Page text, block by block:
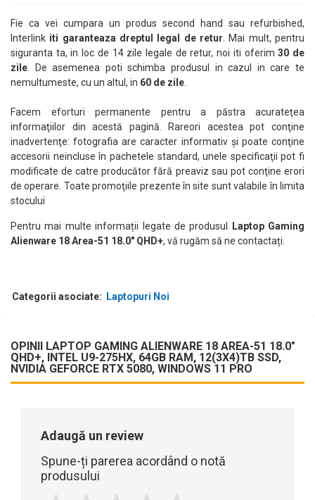
Fie ca vei cumpara un produs second hand sau refurbished,
Interlink iti garanteaza dreptul legal de retur . Mai mult, pentru
siguranta ta, in loc de 14 zile legale de retur, noi iti oferim30 de
zile . De asemenea poti schimba produsul in cazul in care te
nemultumeste, cu un altul, in 60 de zile
Facem eforturi permanente pentru a păstra acurateţea
informaţiilor din acestă pagină. Rareori acestea pot conţine
inadvertenţe: fotografia are caracter informativ şi poate conţine
accesorii neincluse în pachetele standard, unele specificaţii pot fi
modificate de catre producător fără preaviz sau pot conţine erori
de operare. Toate promoţiile prezente în site sunt valabile în limita
stocului
Pentru mai multe informații legate de produsul
Laptop Gaming
Alienware 18 Area-51 18.0" QHD+, vă rugăm să ne contactați.
Categorii asociate: Laptopuri Noi
OPINII LAPTOP GAMING ALIENWARE 18 AREA-51 18.0"
QHD+, INTEL U9-275HX, 64GB RAM, 12(3X4)TB SSD,
NVIDIA GEFORCE RTX 5080, WINDOWS 11 PRO
Adaugă un review
Spune-ți parerea acordând o notă
produsului